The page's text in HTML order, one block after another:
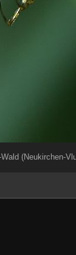
(Neukirchen-